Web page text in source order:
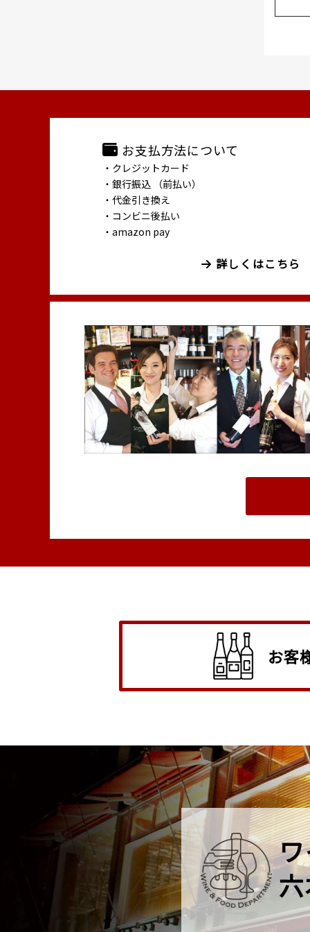
お支払方法について
・クレジットカード
・銀行振込 （前払い）
・代金引き換え
・コンビニ後払い
・amazon pay
詳しくはこちら
お客